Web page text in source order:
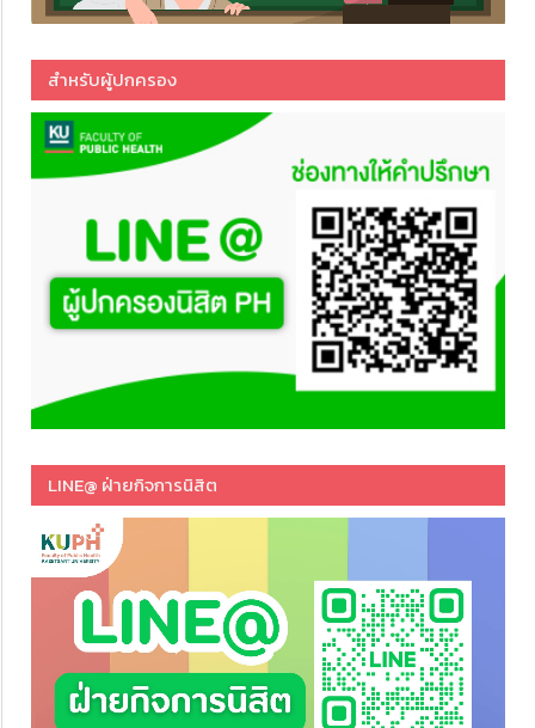
สำหรับผู้ปกครอง
LINE@ ฝ่ายกิจการนิสิต